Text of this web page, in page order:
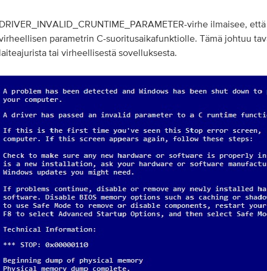
virhe ilmaisee,
parametrin C-suoritusaikafunktiolle. Tämä johtuu
tai virheellisestä sovelluksesta.